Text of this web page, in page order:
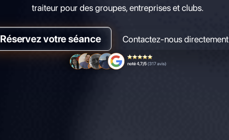
traiteur pour des groupes, entreprises et clubs.
Réservez votre séance Contactez-nous directement